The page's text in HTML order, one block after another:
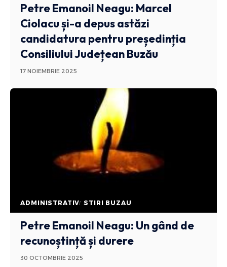
Petre Emanoil Neagu: Marcel
Ciolacu și-a depus astăzi
candidatura pentru președinția
Consiliului Județean Buzău
17 NOIEMBRIE 2025
ADMINISTRATIV STIRI BUZAU
Petre Emanoil Neagu: Un gând de
recunoștință și durere
30 OCTOMBRIE 2025